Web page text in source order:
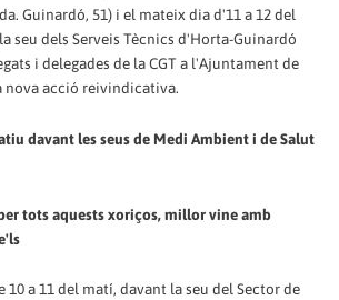
Guinardó, 51) i el mateix dia d'11 a 12 del
seu dels Serveis Tècnics d'Horta-Guinardó
i delegades de la CGT a l'Ajuntament de
nova acció reivindicativa.
davant les seus de Medi Ambient i de Salut
tots aquests xoriços, millor vine amb
10 a 11 del matí, davant la seu del Sector de